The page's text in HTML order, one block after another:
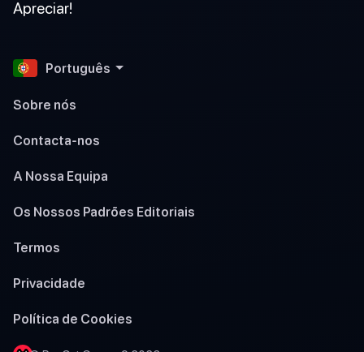
Apreciar!
Português
Sobre nós
Contacta-nos
A Nossa Equipa
Os Nossos Padrões Editoriais
Termos
Privacidade
Política de Cookies